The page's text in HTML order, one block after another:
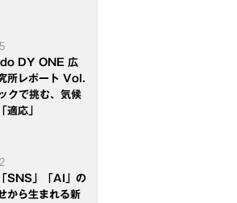
DY ONE 広
所レポート Vol.
クで挑む、気候
適応」
SNS」「AI」の
から生まれる新